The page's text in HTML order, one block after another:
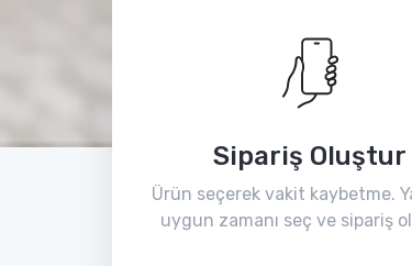
Sipariş Oluştur
Ürün seçerek vakit kaybetme.
uygun zamanı seç ve sipariş